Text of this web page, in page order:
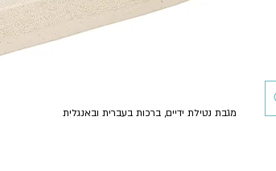
מגבת נטילת ידיים, ברכות בעברית ובאנגלית